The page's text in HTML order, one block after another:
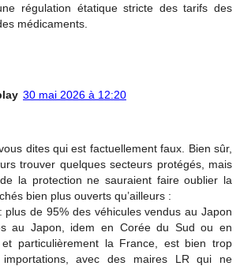
régulation étatique stricte des tarifs des
médicaments.
30 mai 2026 à 12:20
dites qui est factuellement faux. Bien sûr,
trouver quelques secteurs protégés, mais
la protection ne sauraient faire oublier la
bien plus ouverts qu’ailleurs :
plus de 95% des véhicules vendus au Japon
au Japon, idem en Corée du Sud ou en
et particulièrement la France, est bien trop
avec des maires LR qui ne